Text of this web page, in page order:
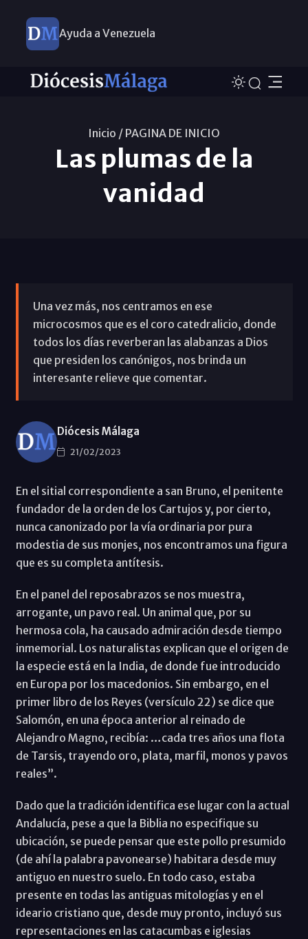
Ayuda a Venezuela
Inicio / PAGINA DE INICIO
Las plumas de la
vanidad
Una vez más, nos centramos en ese
microcosmos que es el coro catedralicio, donde
todos los días reverberan las alabanzas a Dios
que presiden los canónigos, nos brinda un
interesante relieve que comentar.
Diócesis Málaga
21/02/2023
En el sitial correspondiente a san Bruno, el penitente
fundador de la orden de los Cartujos y, por cierto,
nunca canonizado por la vía ordinaria por pura
modestia de sus monjes, nos encontramos una figura
que es su completa antítesis.
En el panel del reposabrazos se nos muestra,
arrogante, un pavo real. Un animal que, por su
hermosa cola, ha causado admiración desde tiempo
inmemorial. Los naturalistas explican que el origen de
la especie está en la India, de donde fue introducido
en Europa por los macedonios. Sin embargo, en el
primer libro de los Reyes (versículo 22) se dice que
Salomón, en una época anterior al reinado de
Alejandro Magno, recibía: …cada tres años una flota
de Tarsis, trayendo oro, plata, marfil, monos y pavos
reales”.
Dado que la tradición identifica ese lugar con la actual
Andalucía, pese a que la Biblia no especifique su
ubicación, se puede pensar que este pollo presumido
(de ahí la palabra pavonearse) habitara desde muy
antiguo en nuestro suelo. En todo caso, estaba
presente en todas las antiguas mitologías y en el
ideario cristiano que, desde muy pronto, incluyó sus
representaciones en las catacumbas e iglesias